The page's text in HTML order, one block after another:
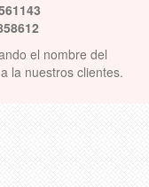
el nombre del
la nuestros clientes.